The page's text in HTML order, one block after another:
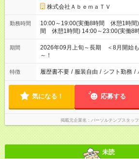
株式会社ＡｂｅｍａＴＶ
勤務時間
10:00～19:00(実働8時間 休憩1時間
間 休憩1時間) 14:00～23:00(実働8
23:00の中で実働8時間（休憩1時間）
期間
2026年09月上旬～長期 ＜8月開始
～！
特徴 履歴書不要 / 服装自由 / シフト勤務 /
気になる！ 応募する
掲載元企業名 パーソルテンプスタッ
未読